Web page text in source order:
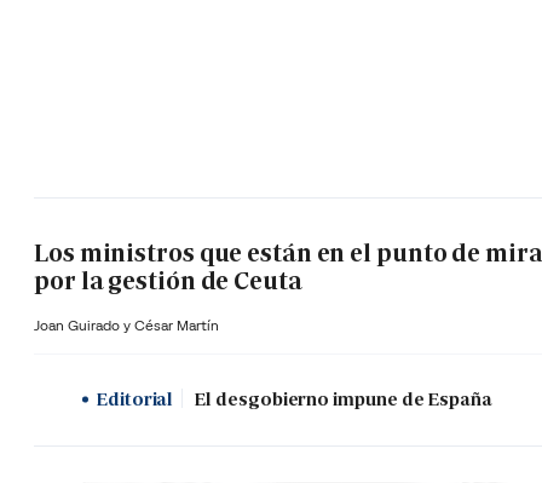
Los ministros que están en el punto de mira
por la gestión de Ceuta
Joan Guirado y César Martín
Editorial El desgobierno impune de España